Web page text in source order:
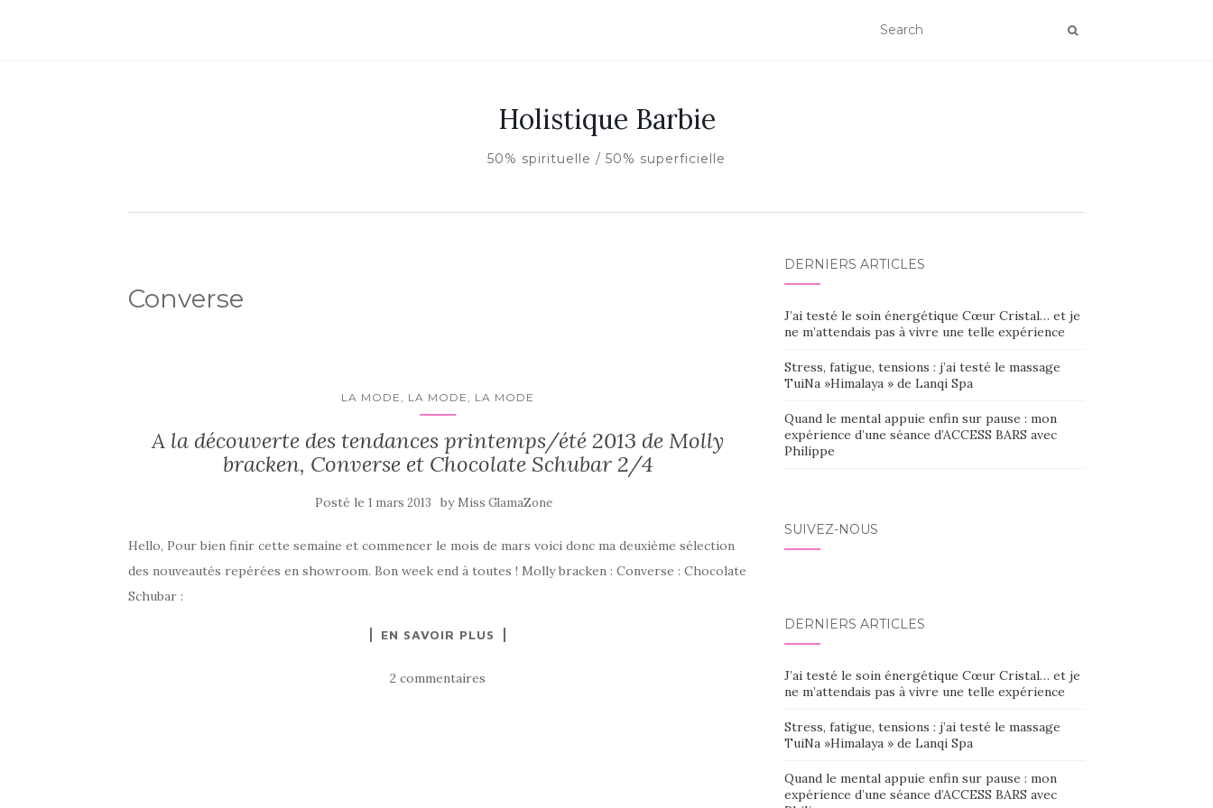
Holistique Barbie
50% spirituelle / 50% superficielle
Converse
LA MODE, LA MODE, LA MODE
A la découverte des tendances printemps/été 2013 de Molly
bracken, Converse et Chocolate Schubar 2/4
Posté le 1 mars 2013 by Miss GlamaZone
Hello, Pour bien finir cette semaine et commencer le mois de mars voici donc ma deuxième sélection
des nouveautés repérées en showroom. Bon week end à toutes ! Molly bracken : Converse : Chocolate
Schubar :
EN SAVOIR PLUS
2 commentaires
DERNIERS ARTICLES
J’ai testé le soin énergétique Cœur Cristal… et je
ne m’attendais pas à vivre une telle expérience
Stress, fatigue, tensions : j’ai testé le massage
TuiNa »Himalaya » de Lanqi Spa
Quand le mental appuie enfin sur pause : mon
expérience d’une séance d’ACCESS BARS avec
Philippe
SUIVEZ-NOUS
DERNIERS ARTICLES
J’ai testé le soin énergétique Cœur Cristal… et je
ne m’attendais pas à vivre une telle expérience
Stress, fatigue, tensions : j’ai testé le massage
TuiNa »Himalaya » de Lanqi Spa
Quand le mental appuie enfin sur pause : mon
expérience d’une séance d’ACCESS BARS avec